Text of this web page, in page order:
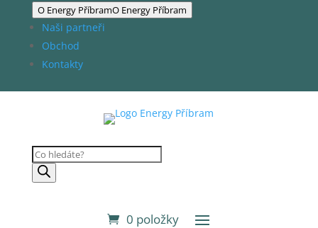
O Energy PříbramO Energy Příbram
Naši partneři
Obchod
Kontakty
Products
search
0 položky